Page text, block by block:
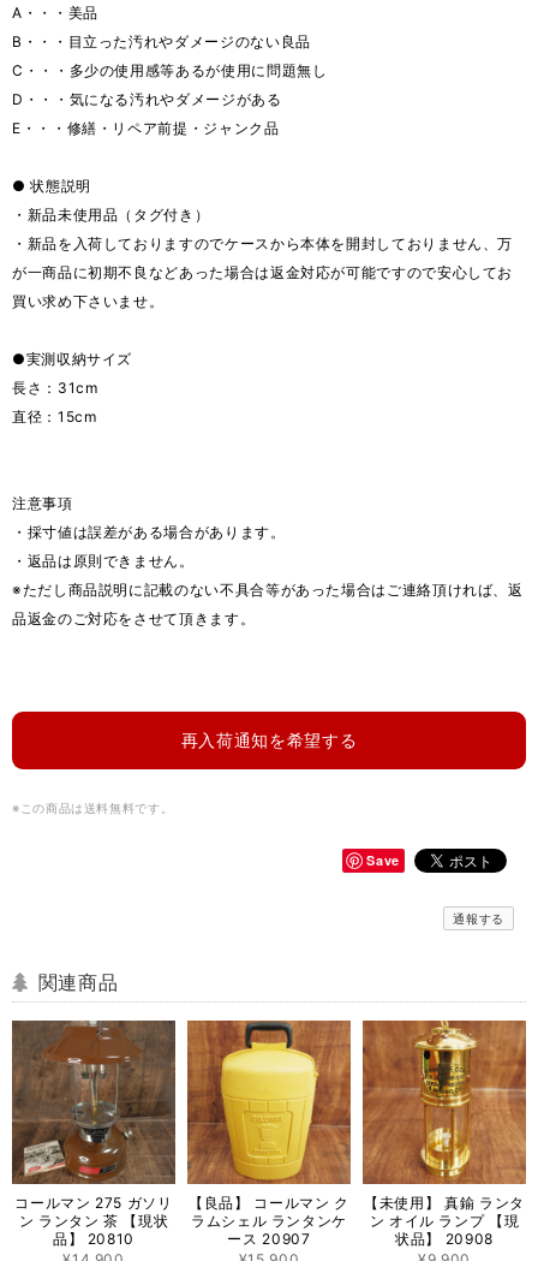
A・・・美品
B・・・目立った汚れやダメージのない良品
C・・・多少の使用感等あるが使用に問題無し
D・・・気になる汚れやダメージがある
E・・・修繕・リペア前提・ジャンク品
● 状態説明
・新品未使用品（タグ付き）
・新品を入荷しておりますのでケースから本体を開封しておりません、万
が一商品に初期不良などあった場合は返金対応が可能ですので安心してお
買い求め下さいませ。
●実測収納サイズ
長さ：31cm
直径：15cm
注意事項
・採寸値は誤差がある場合があります。
・返品は原則できません。
※ただし商品説明に記載のない不具合等があった場合はご連絡頂ければ、返
品返金のご対応をさせて頂きます。
再入荷通知を希望する
※この商品は 送料無料です。
Save
通報する
関連商品
コールマン 275 ガソリ
ン ランタン 茶 【現状
品】 20810
【良品】 コールマン ク
ラムシェル ランタンケ
ース 20907
【未使用】 真鍮 ランタ
ン オイル ランプ 【現
状品】 20908